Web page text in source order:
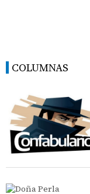
COLUMNAS